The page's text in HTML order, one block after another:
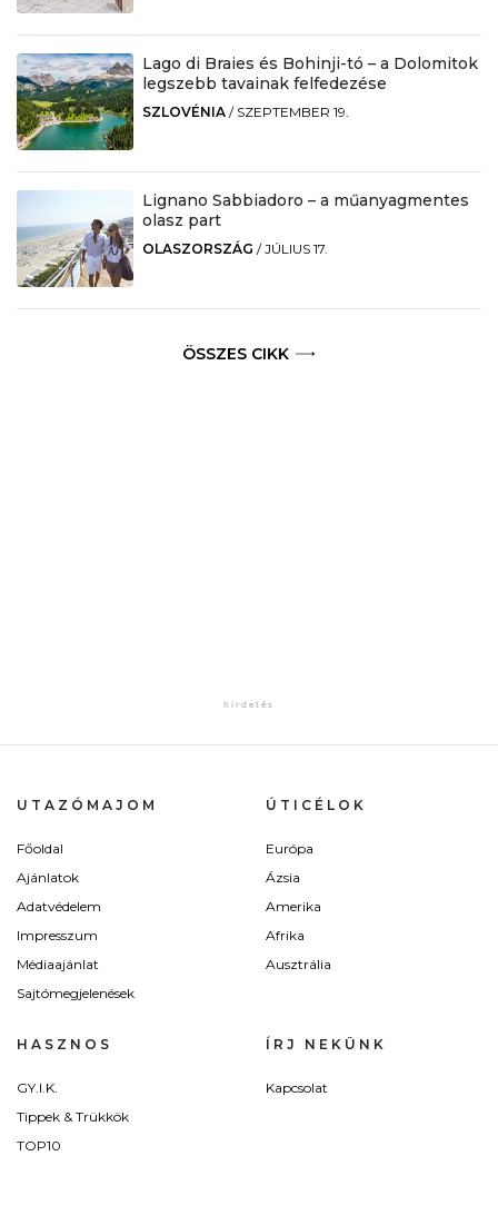
Lago di Braies és Bohinji-tó – a Dolomitok
legszebb tavainak felfedezése
SZLOVÉNIA / SZEPTEMBER 19.
Lignano Sabbiadoro – a műanyagmentes
olasz part
OLASZORSZÁG /JÚLIUS 17.
ÖSSZES CIKK
UTAZÓMAJOM
Főoldal
Ajánlatok
Adatvédelem
Impresszum
Médiaajánlat
Sajtómegjelenések
ÚTICÉLOK
Európa
Ázsia
Amerika
Afrika
Ausztrália
HASZNOS
GY.I.K.
Tippek & Trükkök
TOP10
ÍRJ NEKÜNK
Kapcsolat